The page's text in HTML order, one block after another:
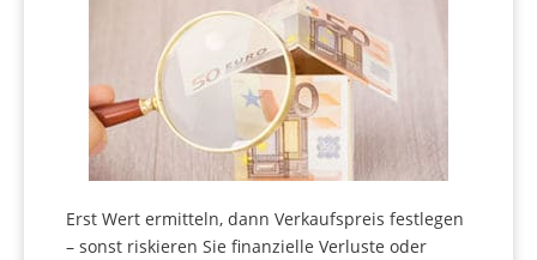
Erst Wert ermitteln, dann Verkaufspreis festlegen
– sonst riskieren Sie finanzielle Verluste oder